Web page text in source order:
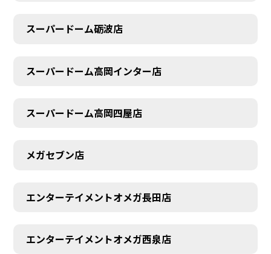
スーパードーム砺波店
スーパードーム高岡インター店
スーパードーム高岡四屋店
メガセブン店
エンターテイメントオメガ長田店
エンターテイメントオメガ西泉店